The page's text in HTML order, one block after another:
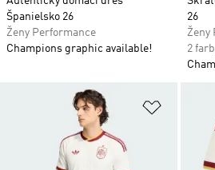
Španielsko 26
Ženy Performance
Champions graphic available!
26
Ženy
2
Pridať